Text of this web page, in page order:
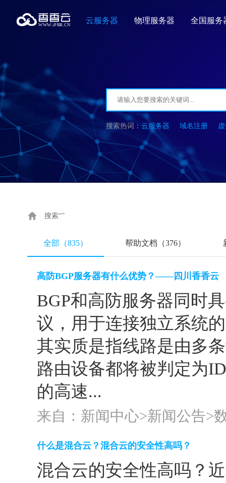
云服务器 物理服务器 全国服务
云服务器 域名注册
搜索“”
全部（835） 帮助文档（376）
高防BGP服务器有什么优势？——四川香香云
BGP和高防服务器同时
议，用于连接独立系统
其实质是指线路是由多
路由设备都将被判定为
的高速...
来自：新闻中心>新闻公告>
什么是混合云？混合云的安全性高吗？
混合云的安全性高吗？